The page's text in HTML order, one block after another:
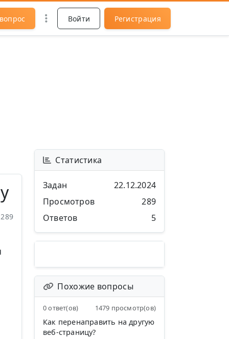
Войти Регистрация
289
Статистика
Задан
22.12.2024
Просмотров
289
Ответов
5
Похожие вопросы
0 ответ(ов) 1479 просмотр(ов)
Как перенаправить на другую
веб-страницу?